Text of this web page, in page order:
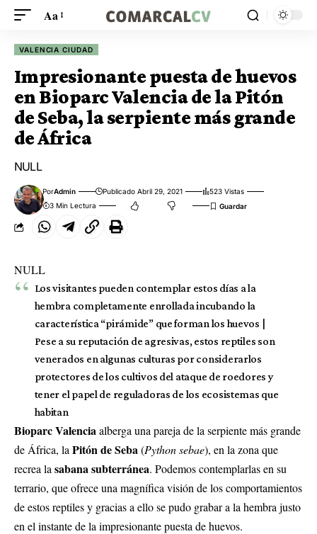
Aa
VALENCIA CIUDAD
Impresionante puesta de huevos
en Bioparc Valencia de la Pitón
de Seba, la serpiente más grande
de África
NULL
PorAdmin Publicado Abril 29, 2021
523 Vistas
3 Min Lectura
NULL
Los visitantes pueden contemplar estos días a la
hembra completamente enrollada incubando la
característica “pirámide” que forman los huevos |
Pese a su reputación de agresivas, estos reptiles son
venerados en algunas culturas por considerarlos
protectores de los cultivos del ataque de roedores y
tener el papel de reguladoras de los ecosistemas que
habitan
Bioparc Valenciaalberga una pareja de la serpiente más grande
de África, la Pitón de Seba(Python sebae), en la zona que
recrea la sabana subterránea. Podemos contemplarlas en su
terrario, que ofrece una magnífica visión de los comportamientos
de estos reptiles y gracias a ello se pudo grabar a la hembra justo
en el instante dela impresionante puesta de huevos.